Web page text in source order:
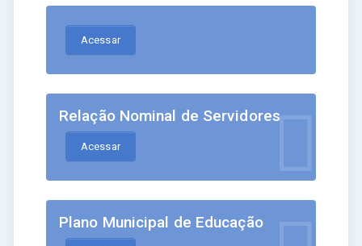
Acessar
Relação Nominal de Servidores
Acessar
Plano Municipal de Educação